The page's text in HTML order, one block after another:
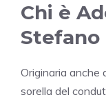
Chi è
Stefano
Originaria anche
sorella del